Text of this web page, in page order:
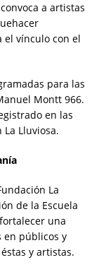
a artistas
el vínculo con el
para las
Montt 966.
en las
La Lluviosa.
La
de la Escuela
una
en públicos y
y artistas.